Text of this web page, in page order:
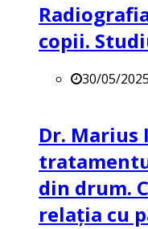
copii.
30/05/2025
Dr. Marius
din drum.
relația cu